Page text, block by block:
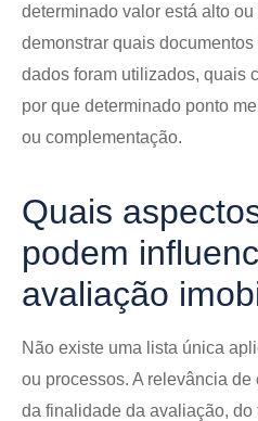
determinado valor está alto
demonstrar quais
dados foram utilizados, quais
por que determinado ponto
ou complementação.
Quais
podem
avaliação
Não existe uma lista única
ou processos. A relevância
da finalidade da avaliação, do